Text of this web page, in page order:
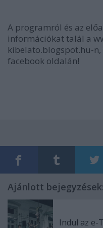
A programról és az
információkat talál a
kibelato.blogspot.hu-
facebook oldalán!
Ajánlott bejegyzések:
Indul az